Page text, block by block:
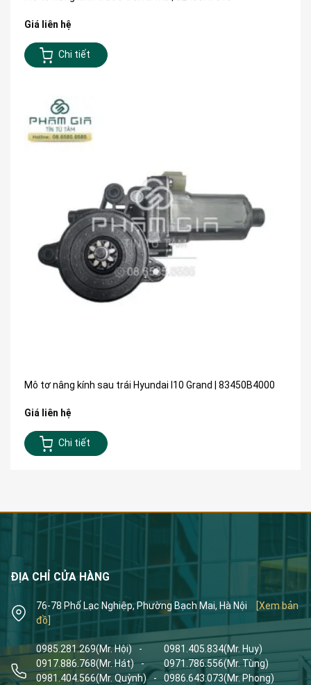
Giá liên hệ
Chi tiết
Mô tơ nâng kính sau trái Hyundai I10 Grand | 83450B4000
Giá liên hệ
Chi tiết
ĐỊA CHỈ CỬA HÀNG
76-78 Phố Lạc Nghiệp, Phường Bạch Mai, Hà Nội
[Xem bản
đồ]
0985.281.269(Mr. Hội) - 0981.405.834(Mr. Huy)
0917.886.768(Mr. Hát) - 0971.786.556(Mr. Tùng)
0981.404.566(Mr. Quỳnh) - 0986.643.073(Mr. Phong)